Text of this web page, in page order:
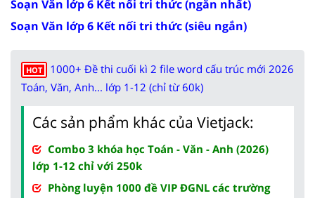
Soạn Văn lớp 6 Kết nối tri thức (ngắn nhất)
Soạn Văn lớp 6 Kết nối tri thức (siêu ngắn)
HOT
1000+ Đề thi cuối kì 2 file word cấu trúc mới 2026
Toán, Văn, Anh... lớp 1-12 (chỉ từ 60k)
Các sản phẩm khác của Vietjack:
Combo 3 khóa học Toán - Văn - Anh (2026)
lớp 1-12 chỉ với 250k
Phòng luyện 1000 đề VIP ĐGNL các trường